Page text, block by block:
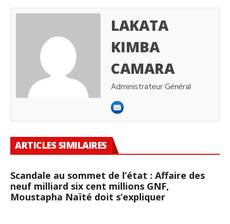
LAKATA
KIMBA
CAMARA
Administrateur Général
ARTICLES SIMILAIRES
Scandale au sommet de l’état : Affaire des
neuf milliard six cent millions GNF,
Moustapha Naïté doit s’expliquer